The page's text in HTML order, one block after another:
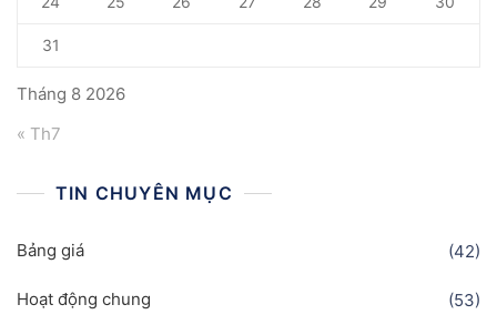
Tháng 8 2026
31
« Th7
TIN CHUYÊN MỤC
Bảng giá (42)
Hoạt động chung (53)